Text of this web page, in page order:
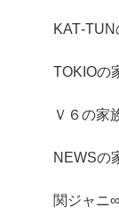
TOKIOの
Ｖ６の家
NEWSの
関ジャニ